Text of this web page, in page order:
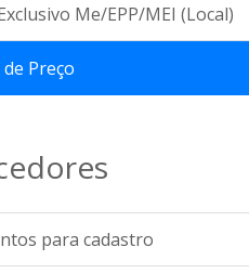
Me/EPP/MEI (Local)
Preço
para cadastro